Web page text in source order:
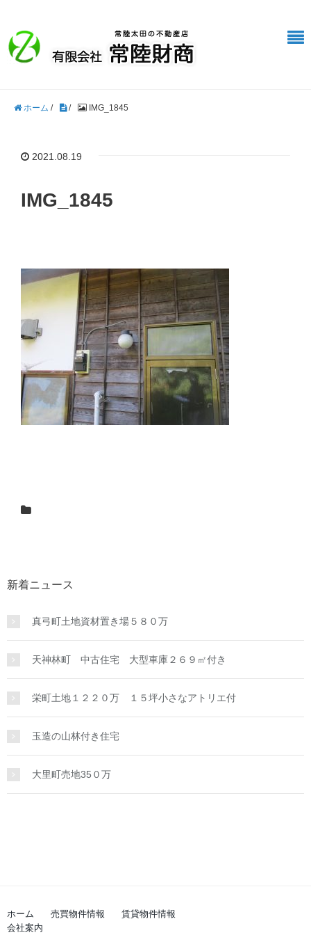
ホーム / / IMG_1845
2021.08.19
IMG_1845
新着ニュース
真弓町土地資材置き場５８０万
天神林町 中古住宅 大型車庫２６９㎡付き
栄町土地１２２０万 １５坪小さなアトリエ付
玉造の山林付き住宅
大里町売地35０万
ホーム 売買物件情報
賃貸物件情報
会社案内